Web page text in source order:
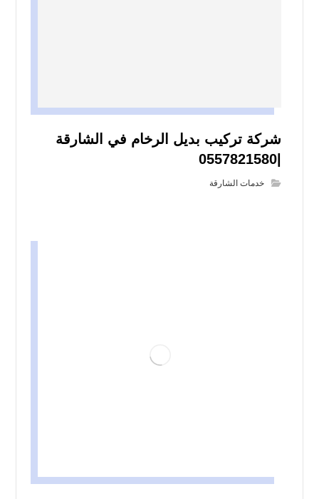
شركة تركيب بديل الرخام في الشارقة
|0557821580
خدمات الشارقة